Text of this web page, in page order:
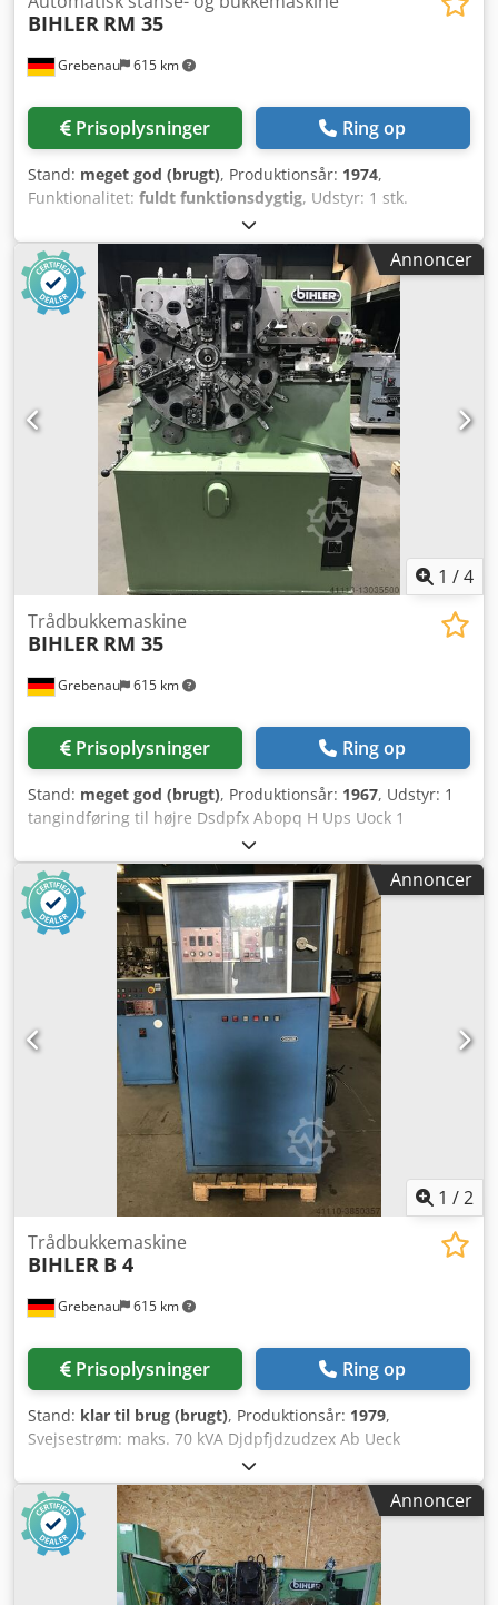
Grebenau 615 km
BIHLER RM 35
Prisoplysninger Ring op
Stand: meget god (brugt), Produktionsår: 1974,
Funktionalitet: fuldt funktionsdygtig, Udstyr: 1 stk.
tangindføring højre 1 stk. excenterpresse 70 kN 4 stk.
standard-skydeslædeaggregater 1 stk. smal-
skydeslædeaggregat Arbejdsområde: Tråddiameter: 0,5 -
3,5 mm Båndbredde: op til 32 mm Dcedpfxsyn Rg Ao Ab
Uok Indføringslængde: op til 170 mm Kapacitet: op til
Annoncer
1 /4
Grebenau 615 km
Trådbukkemaskine
BIHLER RM 35
Prisoplysninger Ring op
Stand: meget god (brugt), Produktionsår: 1967, Udstyr: 1
tangindføring til højre Dsdpfx Abopq H Ups Uock 1
excenterpresse 90 kN 2 smal-smal slædeaggregater 3
normale slædeaggregater Arbejdsområde: Trådstykkelse:
0,5 - 3,5 mm Båndbredde: op til 32 mm Indføringslængde:
op til 170 mm Ydelse: op til 250/min.
Annoncer
1 /2
Grebenau 615 km
Trådbukkemaskine
BIHLER B 4
Prisoplysninger Ring op
Stand: klar til brug (brugt), Produktionsår: 1979,
Svejsestrøm: maks. 70 kVA Djdpfjdzudzex Ab Ueck
Annoncer